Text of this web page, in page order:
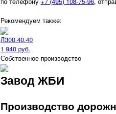
Рекомендуем также:
Л300.40.40
1 940 руб.
Собственное производство
Завод ЖБИ
Производство